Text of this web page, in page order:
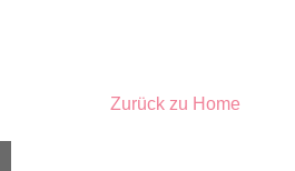
Zurück zu Home